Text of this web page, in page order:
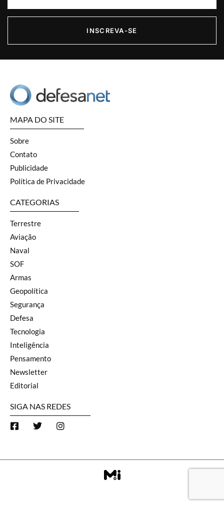
INSCREVA-SE
MAPA DO SITE
Sobre
Contato
Publicidade
Política de Privacidade
CATEGORIAS
Terrestre
Aviação
Naval
SOF
Armas
Geopolítica
Segurança
Defesa
Tecnologia
Inteligência
Pensamento
Newsletter
Editorial
SIGA NAS REDES